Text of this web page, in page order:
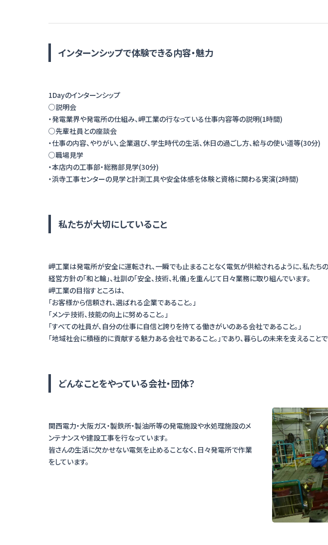
インターンシップで体験できる内容・魅力
1Dayのインターンシップ
○説明会
・発電業界や発電所の仕組み、岬工業の行なっている仕事内容等の説明(1時間)
○先輩社員との座談会
・仕事の内容、やりがい、企業選び、学生時代の生活、休日の過ごし方、給与の使い道等(30分)
○職場見学
・本店内の工事部・総務部見学(30分)
私たちが大切にしていること
岬工業は発電所が安全に運転され、一瞬でも止まることなく電気が供給されるように、私たち
経営方針の「和と輪」、社訓の「安全、技術、礼儀」を重んじて日々業務に取り組んでいます。
岬工業の目指すところは、
「お客様から信頼され、選ばれる企業であること。」
「メンテ技術、技能の向上に努めること。」
「すべての社員が、自分の仕事に自信と誇りを持てる働きがいのある会社であること。」
どんなことをやっている会社・団体？
関西電力・大阪ガス・製鉄所・製油所等の発電施設や水処理施設のメ
ンテナンスや建設工事を行なっています。
皆さんの生活に欠かせない電気を止めることなく、日々発電所で作業